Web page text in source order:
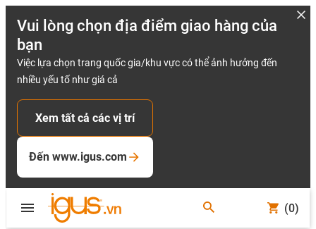
Vui lòng chọn địa điểm giao hàng của
bạn
Việc lựa chọn trang quốc gia/khu vực có thể ảnh hưởng đến
nhiều yếu tố như giá cả
Xem tất cả các vị trí
Đến www.igus.com
(0)